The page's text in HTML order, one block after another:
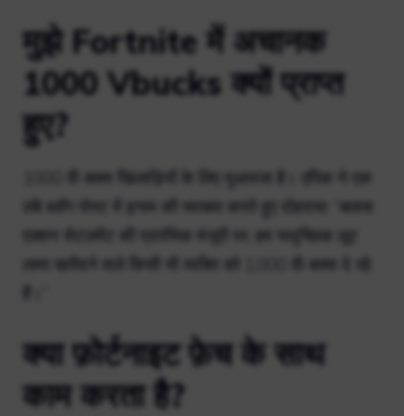
मुझे Fortnite में अचानक
1000 Vbucks क्यों प्राप्त
हुए?
1000 वी-बक्स खिलाड़ियों के लिए मुआवजा है। एपिक ने एक
लंबे ब्लॉग पोस्ट में इनाम की व्याख्या करते हुए दोहराया: “क्लास
एक्शन सेटलमेंट की प्रारंभिक मंजूरी पर, हम यादृच्छिक लूट
लामा खरीदने वाले किसी भी व्यक्ति को 1,000 वी-बक्स दे रहे
क्या फ़ोर्टनाइट फ़ेच के साथ
काम करता है?